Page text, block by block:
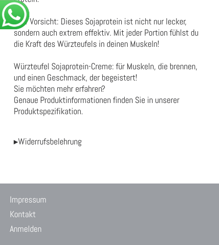
Aber Vorsicht: Dieses Sojaprotein ist nicht nur lecker,
sondern auch extrem effektiv. Mit jeder Portion fühlst du
die Kraft des Würzteufels in deinen Muskeln!
Würzteufel Sojaprotein-Creme: für Muskeln, die brennen,
und einen Geschmack, der begeistert!
Sie möchten mehr erfahren?
Genaue Produktinformationen finden Sie in unserer
Produktspezifikation.
▸Widerrufsbelehrung
Impressum
Kontakt
Anmelden